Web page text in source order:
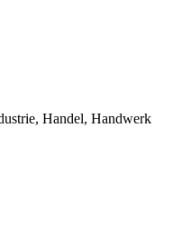
Handel, Handwerk